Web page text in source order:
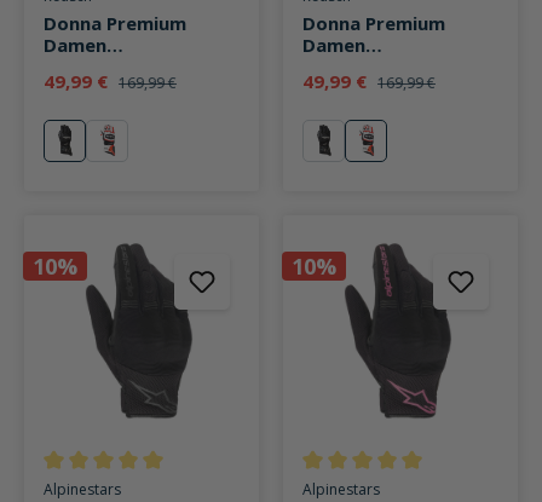
Donna Premium
Damen
schwarz
49,99 € 169,99 €
schwarz
weiß
Donna Premium
Damen
weiß
49,99 € 169,99 €
schwarz
weiß
10%
Durchschnittliche Bewertung von 5 von 5 Sternen
Alpinestars
10%
Durchschnittliche Bewertung
Alpinestars